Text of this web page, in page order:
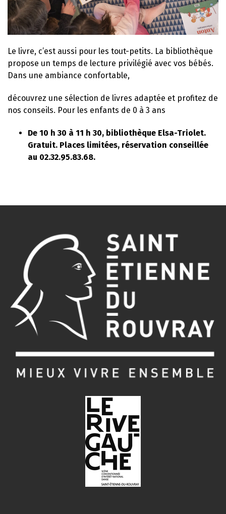
Le livre, c’est aussi pour les tout-petits. La bibliothèque
propose un temps de lecture privilégié avec vos bébés.
Dans une ambiance confortable,
découvrez une sélection de livres adaptée et profitez de
nos conseils. Pour les enfants de 0 à 3 ans
De 10 h 30 à 11 h 30, bibliothèque Elsa-Triolet.
Gratuit. Places limitées, réservation conseillée
au 02.32.95.83.68.